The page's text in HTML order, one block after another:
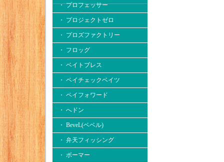
・ プロフェッサー
・ プロジェクトゼロ
・ プロズファクトリー
・ フロッグ
・ ベイトブレス
・ ペイチェックベイツ
・ ペイフォワード
・ へドン
・ BeveL(ベベル)
・ 弁天フィッシング
・ ボーマー